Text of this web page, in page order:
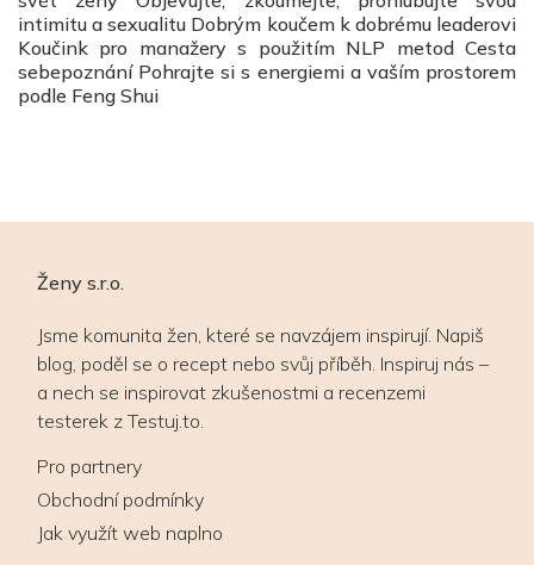
intimitu a sexualitu Dobrým koučem k dobrému leaderovi
Koučink pro manažery s použitím NLP metod Cesta
sebepoznání Pohrajte si s energiemi a vaším prostorem
podle Feng Shui
Ženy s.r.o.
Jsme komunita žen, které se navzájem inspirují. Napiš
blog, poděl se o recept nebo svůj příběh. Inspiruj nás –
a nech se inspirovat zkušenostmi a recenzemi
testerek z Testuj.to.
Pro partnery
Obchodní podmínky
Jak využít web naplno